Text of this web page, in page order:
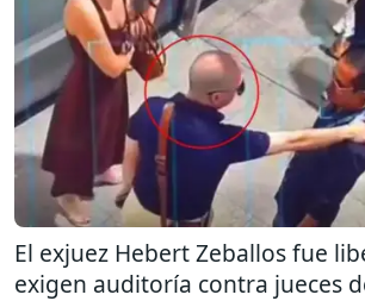
El exjuez Hebert Zeballos fue
exigen auditoría contra jueces